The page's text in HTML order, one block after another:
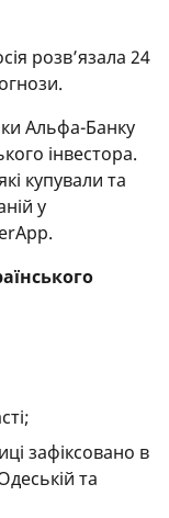
розв’язала 24
Альфа-Банку
інвестора.
купували та
у
зафіксовано в
та